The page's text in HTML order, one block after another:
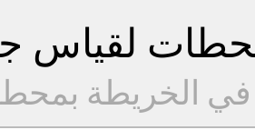
لقياس
في الخريطة